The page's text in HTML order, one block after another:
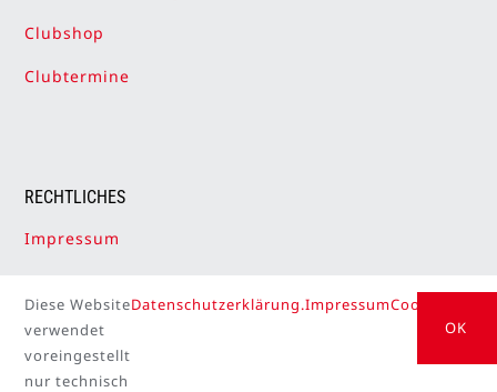
Clubshop
Clubtermine
RECHTLICHES
Impressum
Cookie-Einstellungen
Diese Website
verwendet
voreingestellt
nur technisch
Datenschutzerklärung.ImpressumCookie
OK